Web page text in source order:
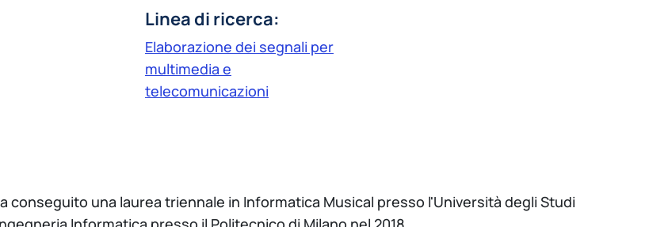
Linea di ricerca:
Elaborazione dei segnali per
multimedia e
telecomunicazioni
conseguito una laurea triennale in Informatica Musical presso l'Università degli Studi